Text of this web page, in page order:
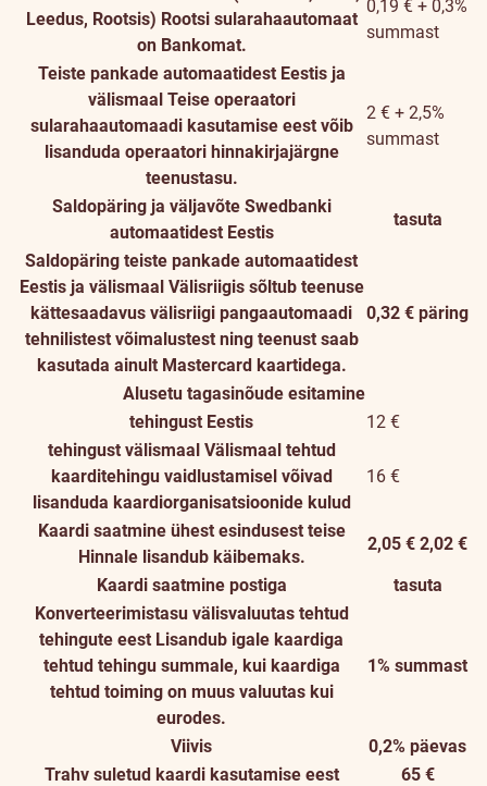
Leedus, Rootsis) Rootsi sularahaautomaat
on Bankomat.
0,19 € + 0,3%
summast
Teiste pankade automaatidest Eestis ja
välismaal Teise operaatori
sularahaautomaadi kasutamise eest võib
lisanduda operaatori hinnakirjajärgne
teenustasu.
2 € + 2,5%
summast
Saldopäring ja väljavõte Swedbanki
automaatidest Eestis
tasuta
Saldopäring teiste pankade automaatidest
Eestis ja välismaal Välisriigis sõltub teenuse
kättesaadavus välisriigi pangaautomaadi
tehnilistest võimalustest ning teenust saab
kasutada ainult Mastercard kaartidega.
0,32 € päring
Alusetu tagasinõude esitamine
tehingust Eestis
12 €
tehingust välismaal Välismaal tehtud
kaarditehingu vaidlustamisel võivad
lisanduda kaardiorganisatsioonide kulud
16 €
Kaardi saatmine ühest esindusest teise
Hinnale lisandub käibemaks.
2,05 € 2,02 €
Kaardi saatmine postiga
tasuta
Konverteerimistasu välisvaluutas tehtud
tehingute eest Lisandub igale kaardiga
tehtud tehingu summale, kui kaardiga
tehtud toiming on muus valuutas kui
eurodes.
1% summast
Viivis
0,2% päevas
Trahv suletud kaardi kasutamise eest
65 €